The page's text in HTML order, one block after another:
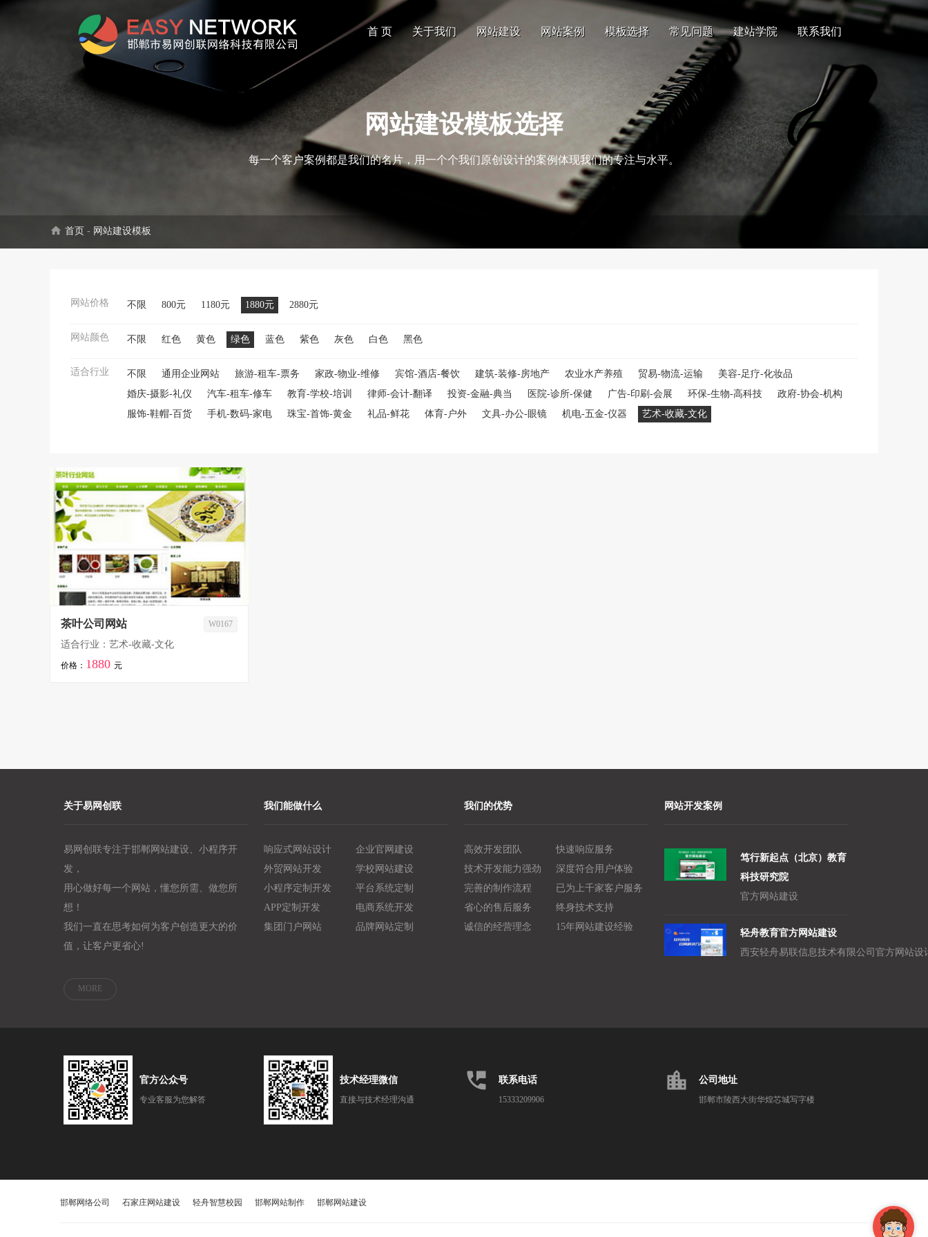
首 页 关于我们 网站建设 网站案例 模板选择 常见问题 建站学院 联系我们
网站建设模板选择
每一个客户案例都是我们的名片，用一个个我们原创设计的案例体现我们的专注与水平。
home 首页 - 网站建设模板
网站价格 不限 800元 1180元 1880元 2880元
网站颜色 不限 红色 黄色 绿色 蓝色 紫色 灰色 白色 黑色
适合行业 不限 通用企业网站 旅游-租车-票务 家政-物业-维修 宾馆-酒店-餐饮 建筑-装修-房地产 农业水产养殖 贸易-物流-运输
美容-足疗-化妆品
婚庆-摄影-礼仪
汽车-租车-修车 教育-学校-培训 律师-会计-翻译 投资-金融-典当 医院-诊所-保健 广告-印刷-会展 环保-生物-高科技
政府-协会-机构
服饰-鞋帽-百货
手机-数码-家电 珠宝-首饰-黄金 礼品-鲜花 体育-户外 文具-办公-眼镜 机电-五金-仪器 艺术-收藏-文化
茶叶公司网站 W0167
适合行业：艺术-收藏-文化
价格： 1880 元
关于易网创联
易网创联专注于邯郸网站建设、小程序开
发，
用心做好每一个网站，懂您所需、做您所
想！
我们一直在思考如何为客户创造更大的价
值，让客户更省心!
MORE
我们能做什么
响应式网站设计
企业官网建设
外贸网站开发
学校网站建设
小程序定制开发
平台系统定制
APP定制开发
电商系统开发
集团门户网站
品牌网站定制
我们的优势
高效开发团队
快速响应服务
技术开发能力强劲
深度符合用户体验
完善的制作流程
已为上千家客户服务
省心的售后服务
终身技术支持
诚信的经营理念
15年网站建设经验
网站开发案例
笃行新起点（北京）教育
科技研究院
官方网站建设
轻舟教育官方网站建设
官方公众号
专业客服为您解答
技术经理微信
直接与技术经理沟通
perm_phone_msg 联系电话
15333209906
location_city 公司地址
邯郸市陵西大街华煌芯城写字楼
邯郸网络公司 石家庄网站建设 轻舟智慧校园 邯郸网站制作 邯郸网站建设